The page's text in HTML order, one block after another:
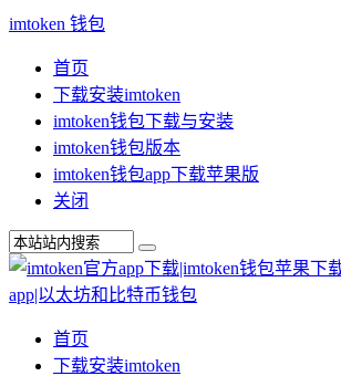
imtoken 钱包
首页
下载安装imtoken
imtoken钱包下载与安装
imtoken钱包版本
imtoken钱包app下载苹果版
关闭
首页
下载安装imtoken